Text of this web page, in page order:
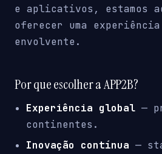
e aplicativos, estamos
oferecer uma
envolvente.
Por que escolher a APP2B?
Experiência global —
continentes.
Inovação contínua —